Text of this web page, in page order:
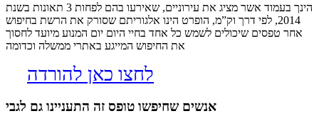
הינך בעמוד אשר מציג את עירוניים, שאירעו בהם לפחות 3 תאונות בשנת
2014, לפי דרך וק”מ, הופרט הינו אלגוריתם שסורק את הרשת בחיפוש
אחר טפסים שיכולים לשמש כל אחד בחיי היום יום המנוע מיועד לחסוך
את החיפוש המייגע באתרי ממשלה וכדומה
לחצו כאן להורדה
אנשים שחיפשו טופס זה התעניינו גם לגבי